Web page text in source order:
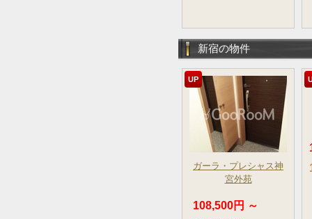
新宿の物件
UP
ガーラ・プレシャス神
宮外苑
108,500円 ～